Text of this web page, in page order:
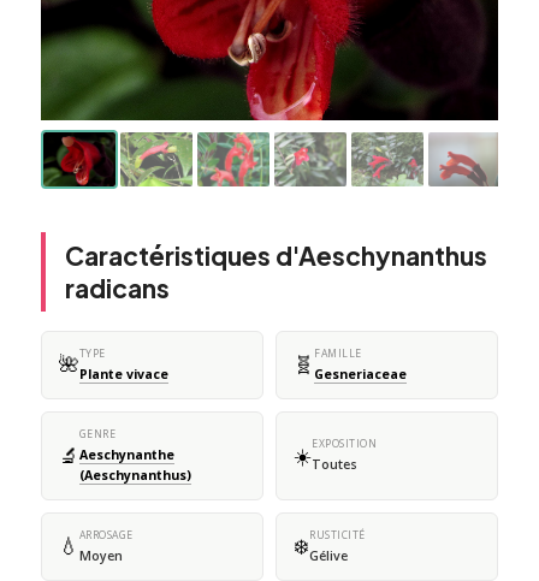
Caractéristiques d'Aeschynanthus
radicans
🌺TYPE
Plante vivace 🧬 FAMILLE
Gesneriaceae
🔬
GENRE
Aeschynanthe
(Aeschynanthus)
☀️EXPOSITION
Toutes
💧 ARROSAGE
Moyen ❄️RUSTICITÉ
Gélive